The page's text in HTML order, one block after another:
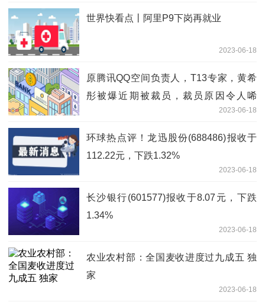
世界快看点丨阿里P9下岗再就业
2023-06-18
原腾讯QQ空间负责人，T13专家，黄希
彤被爆近期被裁员，裁员原因令人唏
2023-06-18
环球热点评！龙迅股份(688486)报收于
112.22元，下跌1.32%
2023-06-18
长沙银行(601577)报收于8.07元，下跌
1.34%
2023-06-18
农业农村部：全国麦收进度过九成五 独
家
2023-06-18